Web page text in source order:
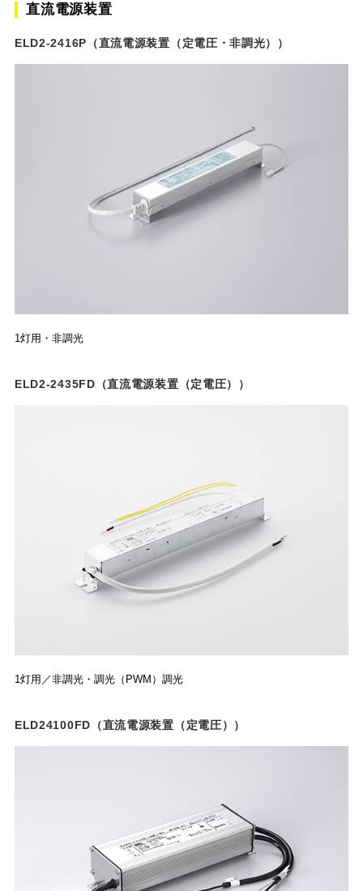
直流電源装置
ELD2-2416P（直流電源装置（定電圧・非調光））
1灯用・非調光
ELD2-2435FD（直流電源装置（定電圧））
1灯用／非調光・調光（PWM）調光
ELD24100FD（直流電源装置（定電圧））